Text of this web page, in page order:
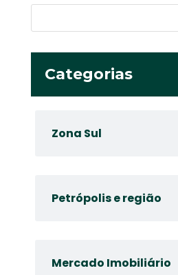
Categorias
Zona Sul
Petrópolis e região
Mercado Imobiliário